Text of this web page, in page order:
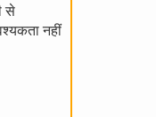
से
नहीं